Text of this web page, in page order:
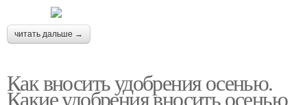
читать дальше →
Как вносить удобрения осенью.
Какие удобрения вносить осенью